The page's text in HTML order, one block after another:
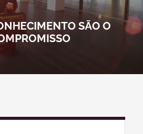
Services
SÃO O